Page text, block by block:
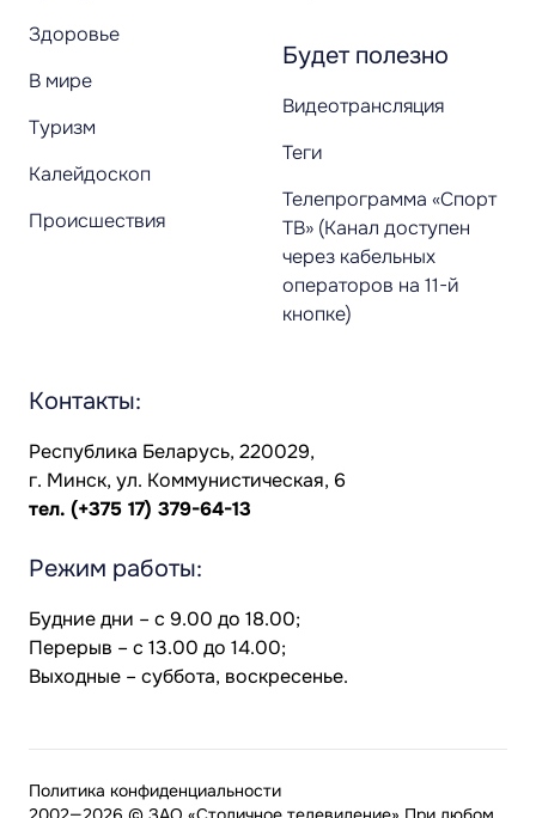
Здоровье
В мире
Туризм
Калейдоскоп
Происшествия
Будет полезно
Видеотрансляция
Теги
Телепрограмма «Спорт
ТВ» (Канал доступен
через кабельных
операторов на 11-й
кнопке)
Контакты:
Республика Беларусь, 220029,
г. Минск, ул. Коммунистическая, 6
тел. (+375 17) 379-64-13
Режим работы:
Будние дни – с 9.00 до 18.00;
Перерыв – с 13.00 до 14.00;
Выходные – суббота, воскресенье.
Политика конфиденциальности